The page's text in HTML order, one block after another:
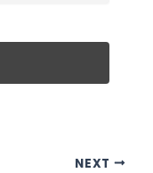
NEXT